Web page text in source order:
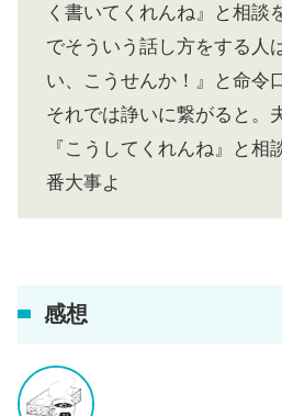
く書いてくれんね』と相談
でそういう話し方をする人
い、こうせんか！』と命令
それでは諍いに繋がると。
『こうしてくれんね』と相
番大事よ
感想